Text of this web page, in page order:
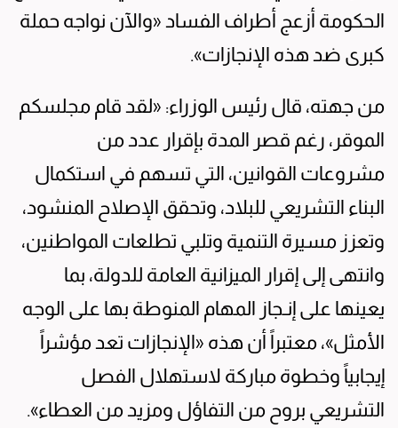
الحكومة أزعج أطراف الفساد «والآن نواجه حملة
كبرى ضد هذه الإنجازات».
من جهته، قال رئيس الوزراء: «لقد قام مجلسكم
الموقر، رغم قصر المدة بإقرار عدد من
مشروعات القوانين، التي تسهم في استكمال
البناء التشريعي للبلاد، وتحقق الإصلاح المنشود،
وتعزز مسيرة التنمية وتلبي تطلعات المواطنين،
وانتهى إلى إقرار الميزانية العامة للدولة، بما
يعينها على إنـجاز المهام المنوطة بها على الوجه
الأمثل»، معتبراً أن هذه «الإنجازات تعد مؤشراً
إيجابياً وخطوة مباركة لاستهلال الفصل
التشريعي بروح من التفاؤل ومزيد من العطاء».